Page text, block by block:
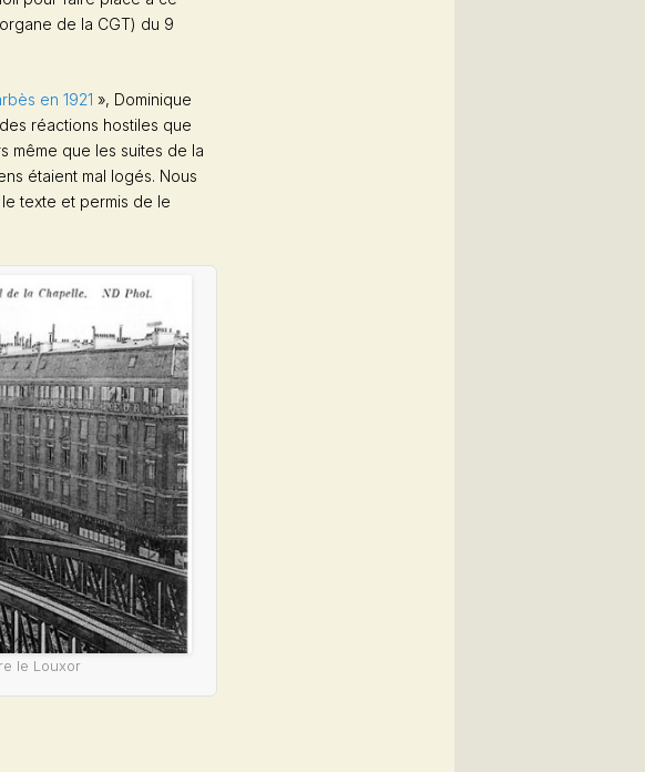
de la CGT) du 9
en 1921 », Dominique
réactions hostiles que
même que les suites de la
étaient mal logés. Nous
texte et permis de le
le Louxor